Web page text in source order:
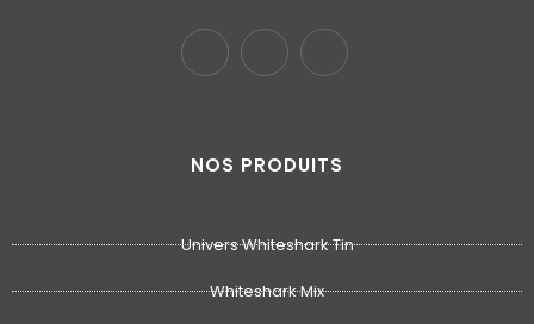
NOS PRODUITS
Univers Whiteshark Tin
Whiteshark Mix